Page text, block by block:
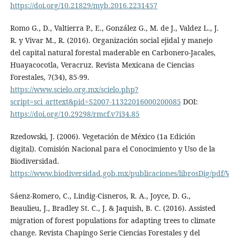
https://doi.org/10.21829/myb.2016.2231457
Romo G., D., Valtierra P., E., González G., M. de J., Valdez L., J.
R. y Vivar M., R. (2016). Organización social ejidal y manejo
del capital natural forestal maderable en Carbonero-Jacales,
Huayacocotla, Veracruz. Revista Mexicana de Ciencias
Forestales, 7(34), 85-99.
https://www.scielo.org.mx/scielo.php?
script=sci_arttext&pid=S2007-11322016000200085 DOI:
https://doi.org/10.29298/rmcf.v7i34.85
Rzedowski, J. (2006). Vegetación de México (1a Edición
digital). Comisión Nacional para el Conocimiento y Uso de la
Biodiversidad.
https://www.biodiversidad.gob.mx/publicaciones/librosDig/pdf/
Sáenz-Romero, C., Lindig-Cisneros, R. A., Joyce, D. G.,
Beaulieu, J., Bradley St. C., J. & Jaquish, B. C. (2016). Assisted
migration of forest populations for adapting trees to climate
change. Revista Chapingo Serie Ciencias Forestales y del